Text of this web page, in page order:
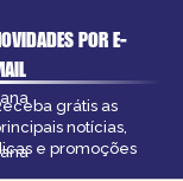
POR E-
grátis as
notícias,
e promoções